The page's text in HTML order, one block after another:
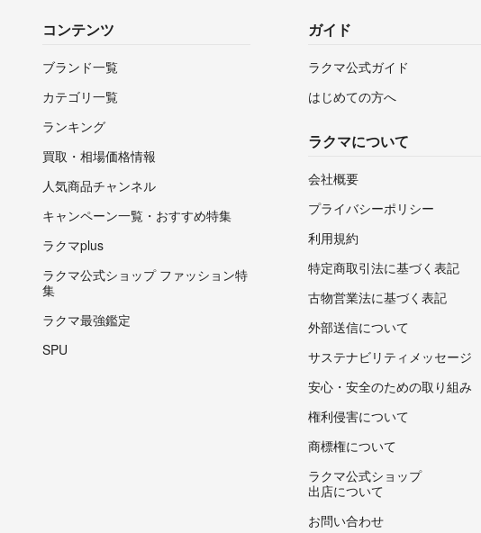
コンテンツ
ブランド一覧
カテゴリ一覧
ランキング
買取・相場価格情報
人気商品チャンネル
キャンペーン一覧・おすすめ特集
ラクマplus
ラクマ公式ショップ ファッション特
集
ラクマ最強鑑定
SPU
ガイド
ラクマ公式ガイド
はじめての方へ
ラクマについて
会社概要
プライバシーポリシー
利用規約
特定商取引法に基づく表記
古物営業法に基づく表記
外部送信について
サステナビリティメッセージ
安心・安全のための取り組み
権利侵害について
商標権について
ラクマ公式ショップ
出店について
お問い合わせ